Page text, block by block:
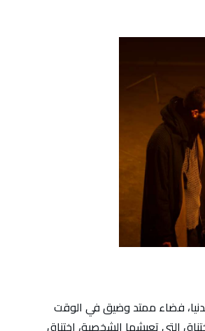
الدنيا، فضاء ممتد وضيق في الوقت